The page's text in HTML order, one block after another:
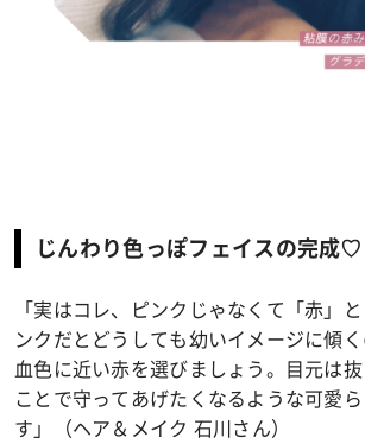
じんわり色っぽフェイスの完成♡
「実はコレ、ピンクじゃなくて「赤」
ンクだとどうしても幼いイメージに傾
血色に近い赤を選びましょう。目元は
ことで守ってあげたくなるような可愛
す」（ヘア＆メイク 石川さん）